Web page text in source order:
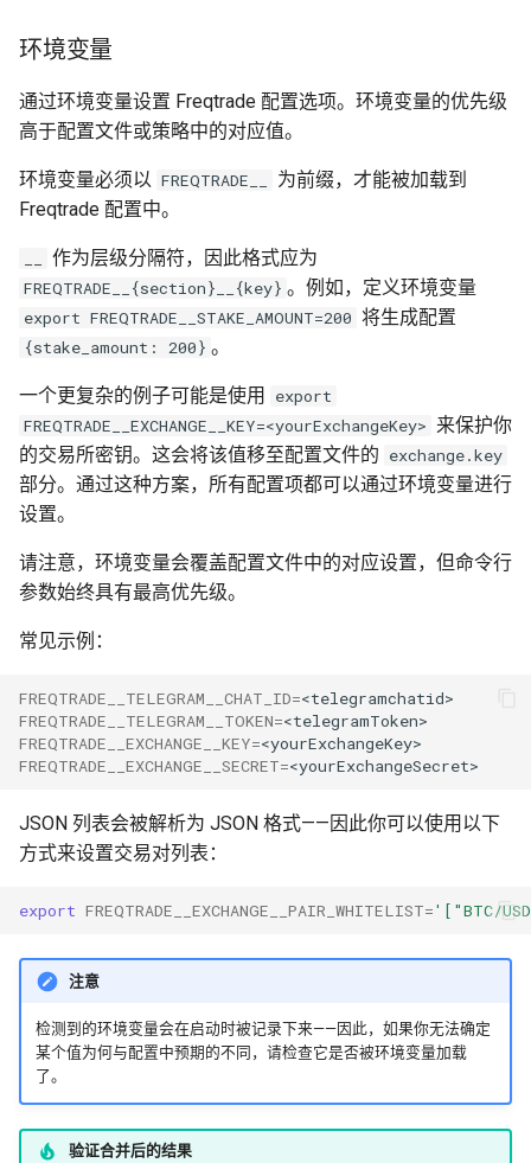
启用订单簿时的入场价格
未启用订单簿时的入场价
检查市场深度
出场价格
出场价格方向
启用订单簿时的出场价格
未启用订单簿时的出场价
格
市价单定价
理解 minimal_roi
理解 force_entry_enable
忽略已过期的 K 线
了解订单有效时间
（time_in_force）
time_in_force 配置
法币转换
fiat_display_currency 可以
环境变量
通过环境变量设置 Freqtrade 配置选项。环境变量的优先级
高于配置文件或策略中的对应值。
环境变量必须以 FREQTRADE__
为前缀，才能被加载到
Freqtrade 配置中。
作为层级分隔符，因此格式应为
FREQTRADE__{section}__{key} 。例如，定义环境变量
export FREQTRADE__STAKE_AMOUNT=200 将生成配置
{stake_amount: 200} 。
一个更复杂的例子可能是使用
export
FREQTRADE__EXCHANGE__KEY=<yourExchangeKey> 来保护你
的交易所密钥。这会将该值移至配置文件的 exchange.key
部分。通过这种方案，所有配置项都可以通过环境变量进行
设置。
请注意，环境变量会覆盖配置文件中的对应设置，但命令行
参数始终具有最高优先级。
常见示例：
FREQTRADE__TELEGRAM__CHAT_ID=
FREQTRADE__TELEGRAM__TOKEN=
FREQTRADE__EXCHANGE__KEY=
FREQTRADE__EXCHANGE__SECRET=
JSON 列表会被解析为 JSON 格式——因此你可以使用以下
方式来设置交易对列表：
export FREQTRADE__EXCHANGE__PAIR_WHITELIST='["BTC/
注意
检测到的环境变量会在启动时被记录下来——因此，如果你无法确定
某个值为何与配置中预期的不同，请检查它是否被环境变量加载
了。
验证合并后的结果